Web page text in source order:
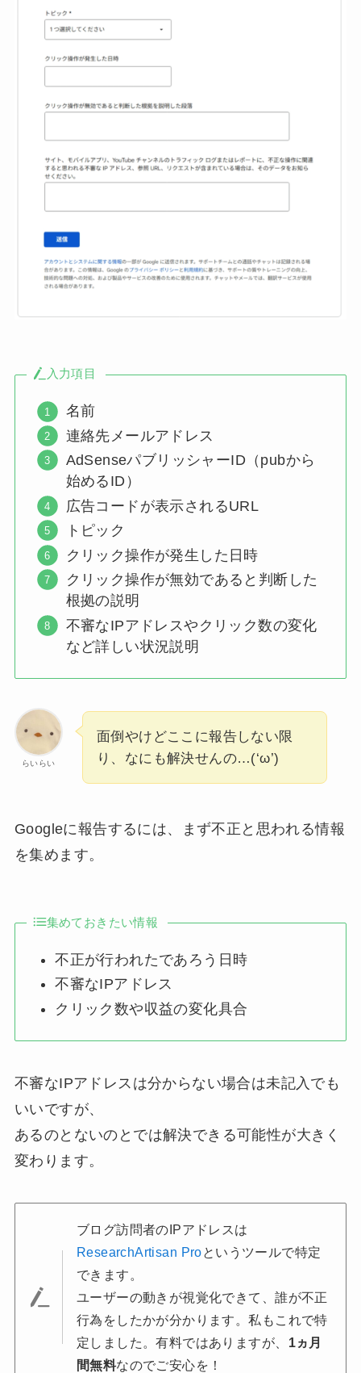
入力項目
名前
連絡先メールアドレス
AdSenseパブリッシャーID（pubから
始めるID）
広告コードが表示されるURL
トピック
クリック操作が発生した日時
クリック操作が無効であると判断した
根拠の説明
不審なIPアドレスやクリック数の変化
など詳しい状況説明
らいらい
面倒やけどここに報告しない限
り、なにも解決せんの…(‘ω’)
Googleに報告するには、まず不正と思われる情報
を集めます。
集めておきたい情報
不正が行われたであろう日時
不審なIPアドレス
クリック数や収益の変化具合
不審なIPアドレスは分からない場合は未記入でも
いいですが、
あるのとないのとでは解決できる可能性が大きく
変わります。
ブログ訪問者のIPアドレスは
ResearchArtisan Proというツールで特定
できます。
ユーザーの動きが視覚化できて、誰が不正
行為をしたかが分かります。私もこれで特
定しました。有料ではありますが、 1ヵ月
間無料なのでご安心を！